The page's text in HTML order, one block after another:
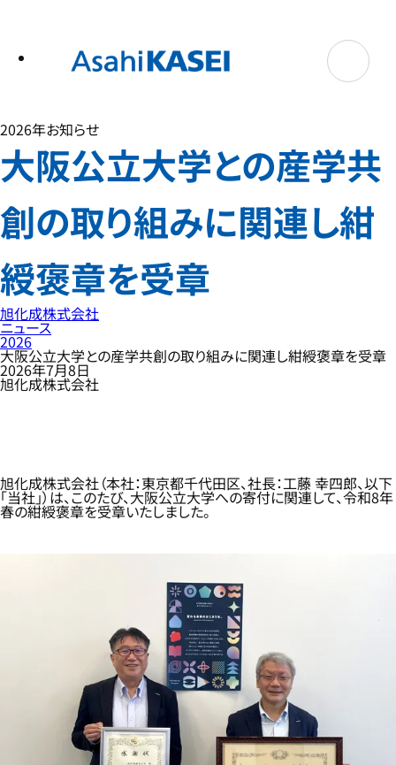
2026年お知らせ
大阪公立大学との産学共
創の取り組みに関連し紺
綬褒章を受章
旭化成株式会社
ニュース
2026
大阪公立大学との産学共創の取り組みに関連し紺綬褒章を受章
2026年7月8日
旭化成株式会社
旭化成株式会社（本社：東京都千代田区、社長：工藤 幸四郎、以下
「当社」）は、このたび、大阪公立大学への寄付に関連して、令和8年
春の紺綬褒章を受章いたしました。